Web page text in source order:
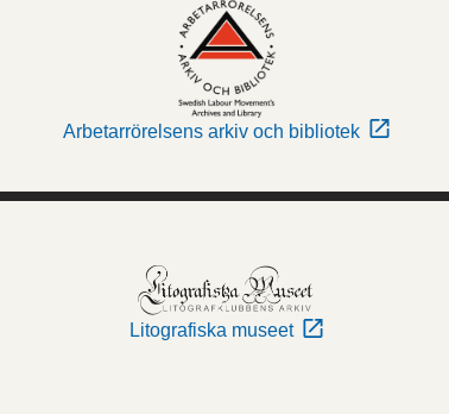
Arbetarrörelsens arkiv och bibliotek
Litografiska museet